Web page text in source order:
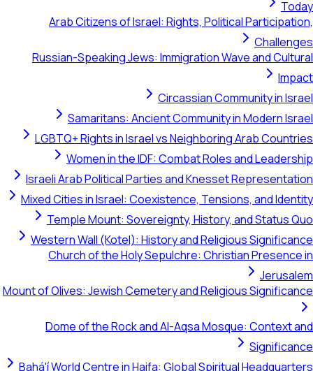
Today
Arab Citizens of Israel: Rights, Political Participation,
Challenges
Russian-Speaking Jews: Immigration Wave and Cultural
Impact
Circassian Community in Israel
Samaritans: Ancient Community in Modern Israel
LGBTQ+ Rights in Israel vs Neighboring Arab Countries
Women in the IDF: Combat Roles and Leadership
Israeli Arab Political Parties and Knesset Representation
Mixed Cities in Israel: Coexistence, Tensions, and Identity
Temple Mount: Sovereignty, History, and Status Quo
Western Wall (Kotel): History and Religious Significance
Church of the Holy Sepulchre: Christian Presence in
Jerusalem
Mount of Olives: Jewish Cemetery and Religious Significance
Dome of the Rock and Al-Aqsa Mosque: Context and
Significance
Bahá'í World Centre in Haifa: Global Spiritual Headquarters